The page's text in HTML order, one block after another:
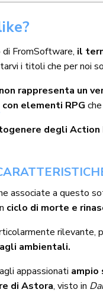
FromSoftware, il
i titoli che per noi
rappresenta un
con elementi RPG
degli Action
associate a questo
ciclo di morte e
rilevante,
ambientali.
appassionati ampio
di Astora, visto in